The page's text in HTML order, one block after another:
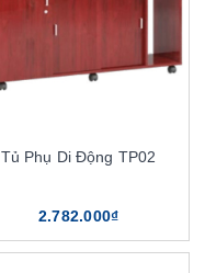
Tủ Phụ Di Động TP02
2.782.000₫